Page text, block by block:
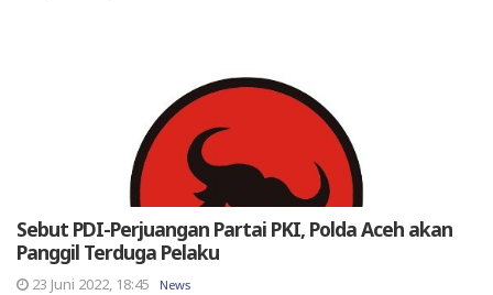
Sebut PDI-Perjuangan Partai PKI, Polda Aceh akan
Panggil Terduga Pelaku
23 Juni 2022, 18:45 News